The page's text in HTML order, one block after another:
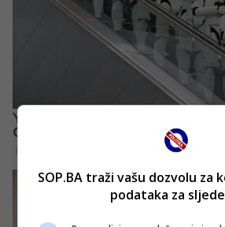
SOP.BA traži vašu dozvolu za
podataka za